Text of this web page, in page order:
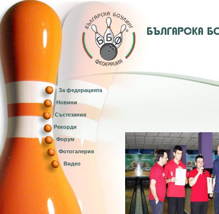
За федерацията
Новини
Състезания
Рекорди
Форум
Фотогалерия
Видео